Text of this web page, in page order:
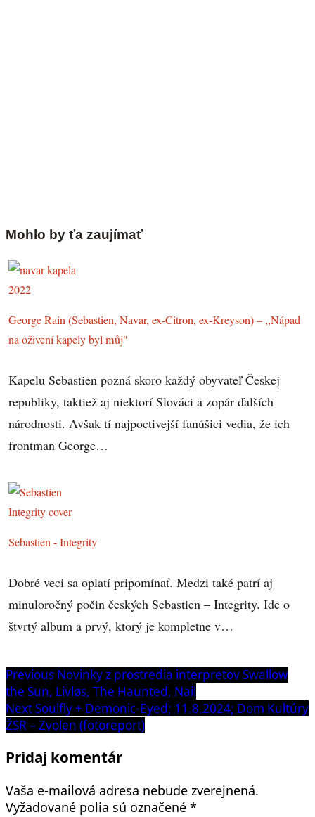
Mohlo by ťa zaujímať
George Rain (Sebastien, Navar, ex-Citron, ex-Kreyson) – ,,Nápad
na oživení kapely byl můj"
Kapelu Sebastien pozná skoro každý obyvateľ Českej
republiky, taktiež aj niektorí Slováci a zopár ďalších
národnosti. Avšak tí najpoctivejší fanúšici vedia, že ich
frontman George…
Sebastien - Integrity
Dobré veci sa oplatí pripomínať. Medzi také patrí aj
minuloročný počin českých Sebastien – Integrity. Ide o
štvrtý album a prvý, ktorý je kompletne v…
Navigácia
v
článku
Previous Previous
post:
Novinky z prostredia interpretov Swallow
the Sun, Livløs, The Haunted, Nail
Next Next
post:
Soulfly + Demonic-Eyed; 11.8.2024; Dom Kultúry
ŽSR – Zvolen (fotoreport)
Pridaj komentár
Vaša e-mailová adresa nebude zverejnená.
Vyžadované polia sú označené *